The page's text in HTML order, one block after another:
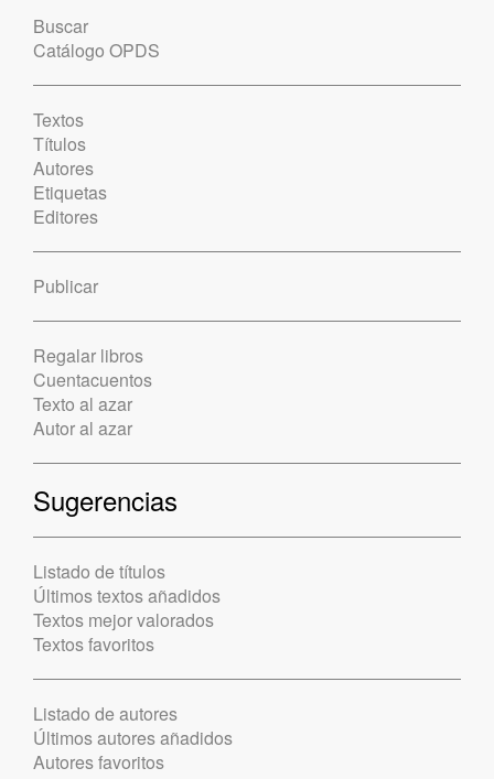
Buscar
Catálogo OPDS
Textos
Títulos
Autores
Etiquetas
Editores
Publicar
Regalar libros
Cuentacuentos
Texto al azar
Autor al azar
Sugerencias
Listado de títulos
Últimos textos añadidos
Textos mejor valorados
Textos favoritos
Listado de autores
Últimos autores añadidos
Autores favoritos